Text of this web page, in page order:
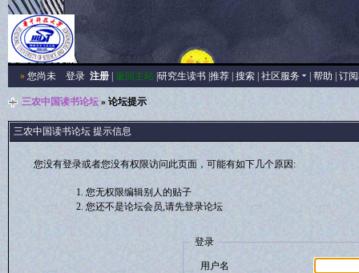
»您尚未 登录 注册| 返回主站| 研究生读书| 推荐| 搜索| 社区服务 帮助 订
三农中国读书论坛» 论坛提示
三农中国读书论坛 提示信息
您没有登录或者您没有权限访问此页面，可能有如下几个原因:
您无权限编辑别人的贴子
您还不是论坛会员,请先登录论坛
登录
用户名